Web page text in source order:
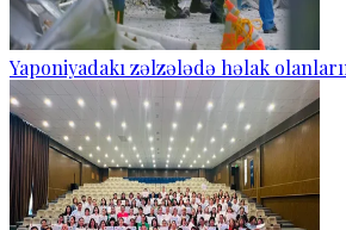
Yaponiyadakı zəlzələdə həlak